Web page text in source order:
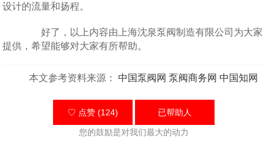
设计的流量和扬程。
好了，以上内容由上海沈泉泵阀制造有限公司为大家
提供，希望能够对大家有所帮助。
本文参考资料来源： 中国泵阀网 泵阀商务网 中国知网
♡ 点赞 (124) 已帮助 人
您的鼓励是对我们最大的动力